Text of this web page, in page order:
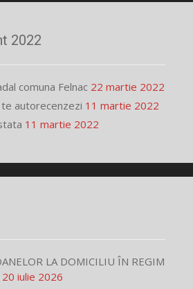
2022
comuna Felnac 22 martie 2022
autorecenzezi 11 martie 2022
11 martie 2022
LA DOMICILIU ÎN REGIM
20 iulie 2026